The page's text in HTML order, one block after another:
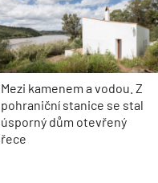
Mezi kamenem a vodou. Z
pohraniční stanice se stal
úsporný dům otevřený
řece